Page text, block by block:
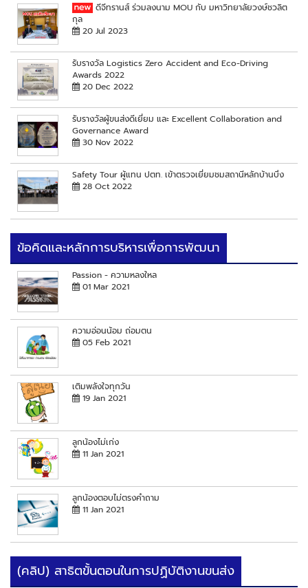
ดีจีทรานส์ ร่วมลงนาม MOU กับ มหาวิทยาลัยวงษ์ชวลิต
กุล
20 Jul 2023
รับรางวัล Logistics Zero Accident and Eco-Driving
Awards 2022
20 Dec 2022
รับรางวัลผู้ขนส่งดีเยี่ยม และ Excellent Collaboration and
Governance Award
30 Nov 2022
Safety Tour ผู้แทน ปตท. เข้าตรวจเยี่ยมชมสถานีหลักบ้านบึง
28 Oct 2022
ข้อคิดและหลักการบริหารเพื่อการพัฒนา
Passion - ความหลงใหล
01 Mar 2021
ความอ่อนน้อม ถ่อมตน
05 Feb 2021
เติมพลังใจทุกวัน
19 Jan 2021
ลูกน้องไม่เก่ง
11 Jan 2021
ลูกน้องตอบไม่ตรงคำถาม
11 Jan 2021
(คลิป) สาธิตขั้นตอนในการปฏิบัติงานขนส่ง